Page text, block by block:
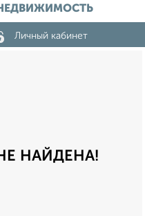
Личный кабинет
НАЙДЕНА!